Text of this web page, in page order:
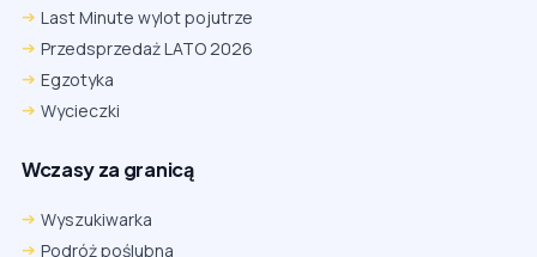
Last Minute wylot pojutrze
Przedsprzedaż LATO 2026
Egzotyka
Wycieczki
Wczasy za granicą
Wyszukiwarka
Podróż poślubna